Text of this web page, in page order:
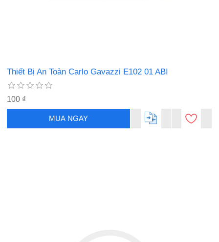
Thiết Bị An Toàn Carlo Gavazzi E102 01 ABI
100 ₫
MUA NGAY